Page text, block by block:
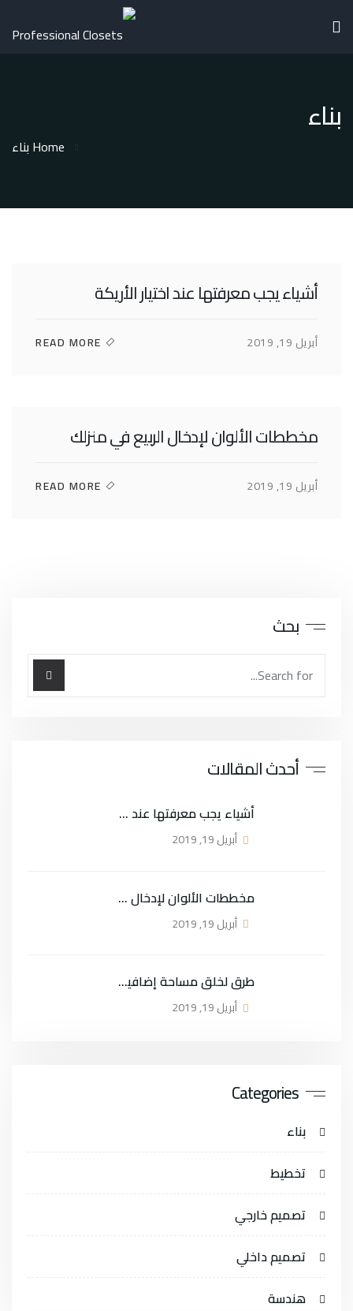
بناء
Home بناء
أشياء يجب معرفتها عند اختيار الأريكة
أبريل 19, 2019 READ MORE
مخططات الألوان لإدخال الربيع في منزلك
أبريل 19, 2019 READ MORE
بحث
أحدث المقالات
أشياء يجب معرفتها عند اختيار الأريكة
أبريل 19, 2019
مخططات الألوان لإدخال الربيع في منزلك
أبريل 19, 2019
طرق لخلق مساحة إضافية في المنازل الصغيرة
أبريل 19, 2019
Categories
بناء
تخطيط
تصميم خارجي
تصميم داخلي
هندسة